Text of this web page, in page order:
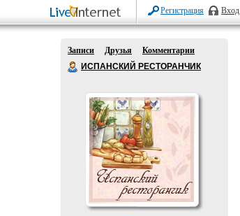
Регистрация Вход
Записи Друзья
Комментарии
ИСПАНСКИЙ РЕСТОРАНЧИК